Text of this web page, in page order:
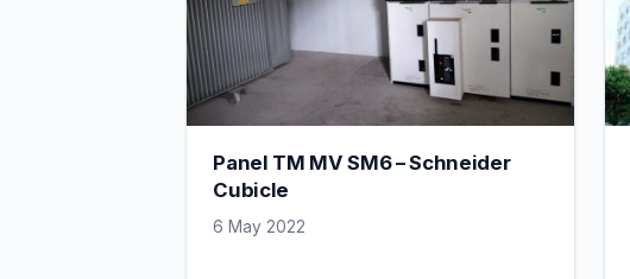
Panel TM MV SM6 – Schneider
Cubicle
6 May 2022